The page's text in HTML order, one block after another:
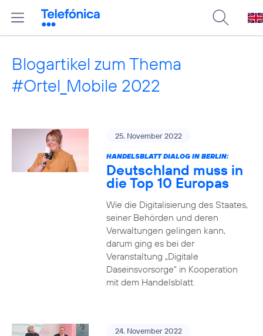
Blogartikel zum Thema
#Ortel_Mobile 2022
25. November 2022
HANDELSBLATT DIALOG IN BERLIN:
Deutschland muss in
die Top 10 Europas
Wie die Digitalisierung des Staates,
seiner Behörden und deren
Verwaltungen gelingen kann,
darum ging es bei der
Veranstaltung „Digitale
Daseinsvorsorge“ in Kooperation
mit dem Handelsblatt.
24. November 2022